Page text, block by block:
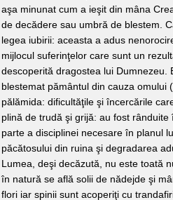
aşa minunat cum a ieşit din mâna
de decădere sau umbră de blestem.
legea iubirii: aceasta a adus
mijlocul suferinţelor care sunt un
descoperită dragostea lui Dumnezeu.
blestemat pământul din cauza omului
pălămida: dificultăţile şi încercările
plină de trudă şi grijă: au fost
parte a disciplinei necesare în planul
păcătosului din ruina şi degradarea
Lumea, deşi decăzută, nu este toată
în natură se află solii de nădejde şi
flori iar spinii sunt acoperiţi cu